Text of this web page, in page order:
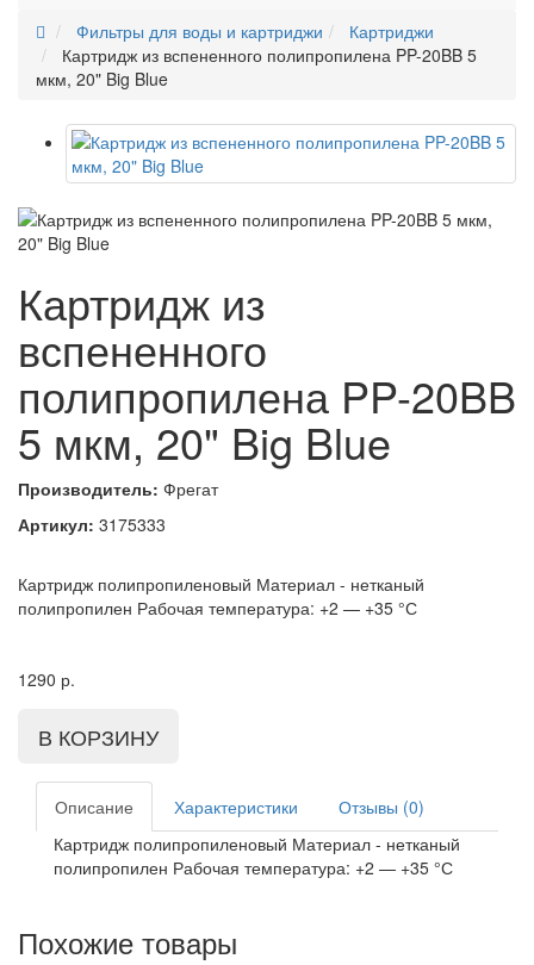
Фильтры для воды и картриджи
Картриджи
Картридж из вспененного полипропилена PP-20BB 5
мкм, 20" Big Blue
Картридж из
вспененного
полипропилена PP-20BB
5 мкм, 20" Big Blue
Производитель: Фрегат
Артикул: 3175333
Картридж полипропиленовый Материал - нетканый
полипропилен Рабочая температура: +2 — +35 °С
1290 р.
Описание Характеристики
Отзывы (0)
Картридж полипропиленовый Материал - нетканый
полипропилен Рабочая температура: +2 — +35 °С
Похожие товары